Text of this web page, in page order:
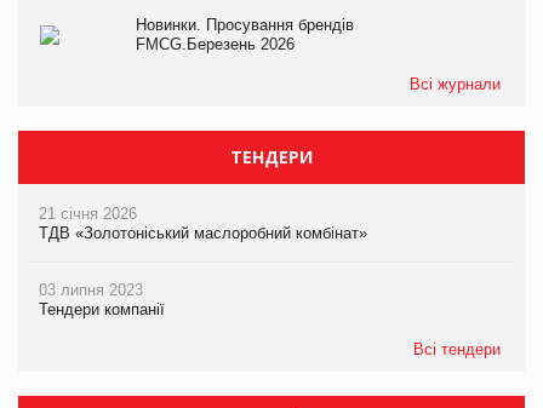
Новинки. Просування брендів
FMCG.Березень 2026
Всі журнали
ТЕНДЕРИ
21 січня 2026
ТДВ «Золотоніський маслоробний комбінат»
03 липня 2023
Тендери компанії
Всі тендери